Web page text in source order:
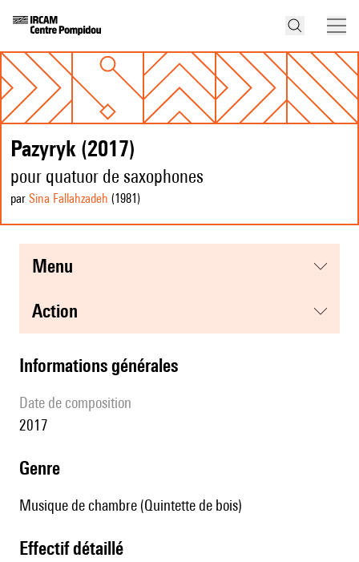
Pazyryk (2017)
pour quatuor de saxophones
par Sina Fallahzadeh (1981 )
menu
action
informations générales
date de composition
2017
genre
Musique de chambre (Quintette de bois)
effectif détaillé